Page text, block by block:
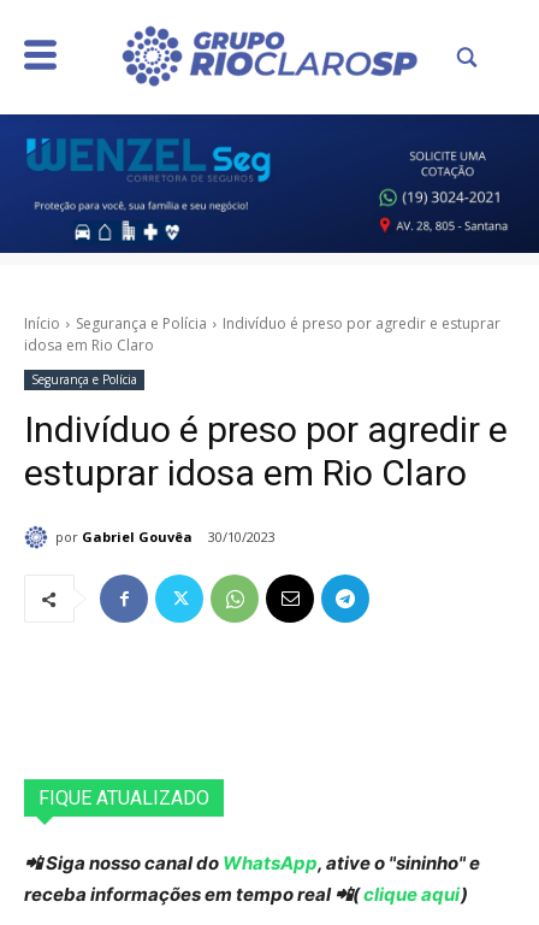
Início Segurança e Polícia
Indivíduo é preso por agredir e estuprar
idosa em Rio Claro
Segurança e Polícia
Indivíduo é preso por agredir e
estuprar idosa em Rio Claro
por Gabriel Gouvêa 30/10/2023
FIQUE ATUALIZADO
📲 Siga nosso canal do WhatsApp, ative o "sininho" e
receba informações em tempo real 📲(clique aqui)